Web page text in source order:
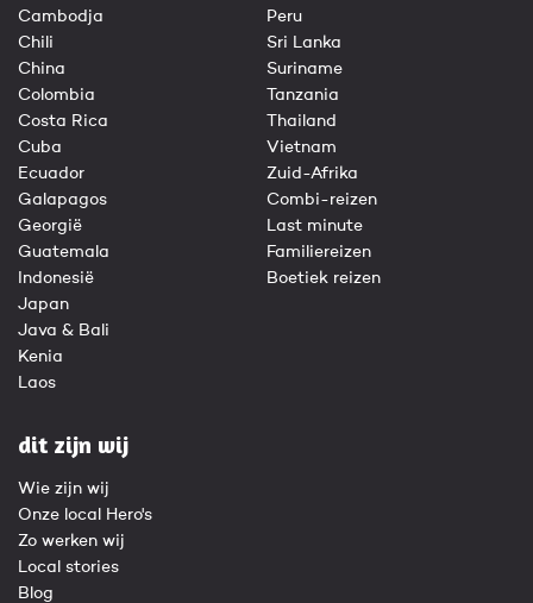
Cambodja
Chili
China
Colombia
Costa Rica
Cuba
Ecuador
Galapagos
Georgië
Guatemala
Indonesië
Japan
Java & Bali
Kenia
Laos
Peru
Sri Lanka
Suriname
Tanzania
Thailand
Vietnam
Zuid-Afrika
Combi-reizen
Last minute
Familiereizen
Boetiek reizen
dit zijn wij
Wie zijn wij
Onze local Hero's
Zo werken wij
Local stories
Blog